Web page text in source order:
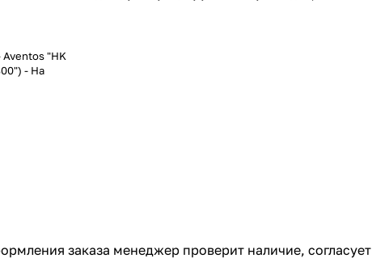
Aventos "HK
- На
заказа менеджер проверит наличие, согласует